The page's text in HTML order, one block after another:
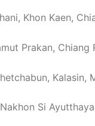
Khon Kaen,
Prakan, Chiang
Kalasin,
Si